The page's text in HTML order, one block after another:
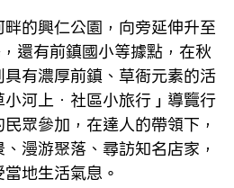
的興仁公園，向旁延伸升至
還有前鎮國小等據點，在秋
有濃厚前鎮、草衙元素的活
河上．社區小旅行」導覽行
眾參加，在達人的帶領下，
漫游聚落、尋訪知名店家，
地生活氣息。